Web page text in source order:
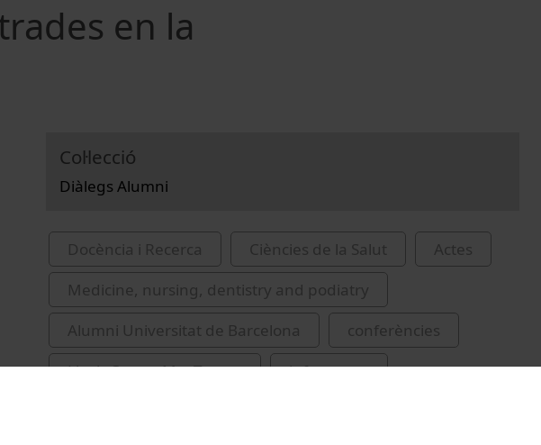
en la
Col·lecció
Diàlegs Alumni
Docència i Recerca Ciències de la Salut
Actes
Medicine, nursing, dentistry and podiatry
Alumni Universitat de Barcelona
conferències
Lluch Canut, Ma. Teresa
infermeres